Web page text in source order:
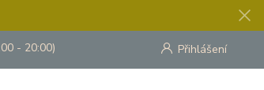
Přihlášení
- 20:00)